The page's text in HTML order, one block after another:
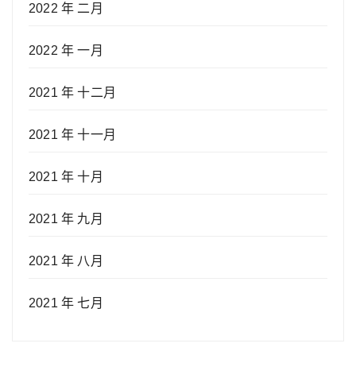
2022 年 二月
2022 年 一月
2021 年 十二月
2021 年 十一月
2021 年 十月
2021 年 九月
2021 年 八月
2021 年 七月